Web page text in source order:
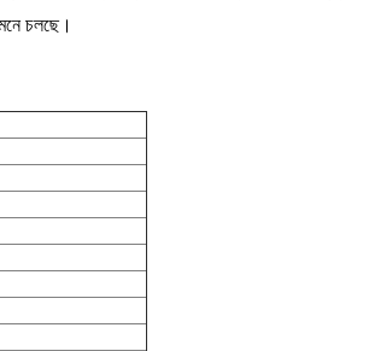
চলছে।